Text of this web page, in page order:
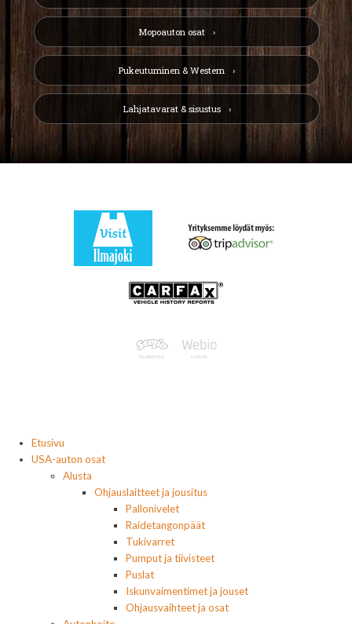
Mopoauton osat
Pukeutuminen & Western
Lahjatavarat & sisustus
Etusivu
USA-auton osat
Alusta
Ohjauslaitteet ja jousitus
Pallonivelet
Raidetangonpäät
Tukivarret
Pumput ja tiivisteet
Puslat
Iskunvaimentimet ja jouset
Ohjausvaihteet ja osat